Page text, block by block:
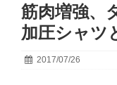
筋肉増強、
加圧シャツ
2017/07/26